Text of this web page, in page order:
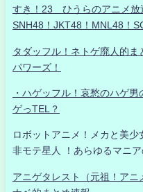
すき！23 ひうらのアニメ放
SNH48！JKT48！MNL48！
タダッフル！ネトゲ廃人的
パワーズ！
・ハゲッフル！哀愁のハゲ
ゲっTEL？
ロボットアニメ！メカと美少
非モテ星人 ！あらゆるマニ
アニゲタレスト（元祖！ア